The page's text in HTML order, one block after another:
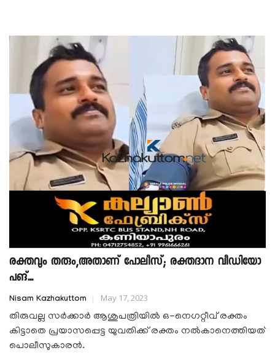
രക്തവും തരും,അതാണ് പോലീസ്; രക്തദാന വീഡിയോ
പങ്...
Nisam Kazhakuttom
May 17, 2023
തിരുവല്ല സർക്കാർ ആശുപത്രിയിൽ ഒ-നെഗറ്റീവ് രക്തം
കിട്ടാതെ പ്രയാസപ്പെട്ട യുവതിക്ക് രക്തം നൽകാനെത്തിയത്
പൊലീസുകാരൻ.